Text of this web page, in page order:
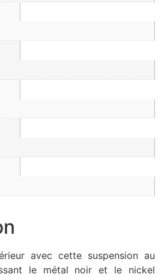
avec cette suspension au
le métal noir et le nickel